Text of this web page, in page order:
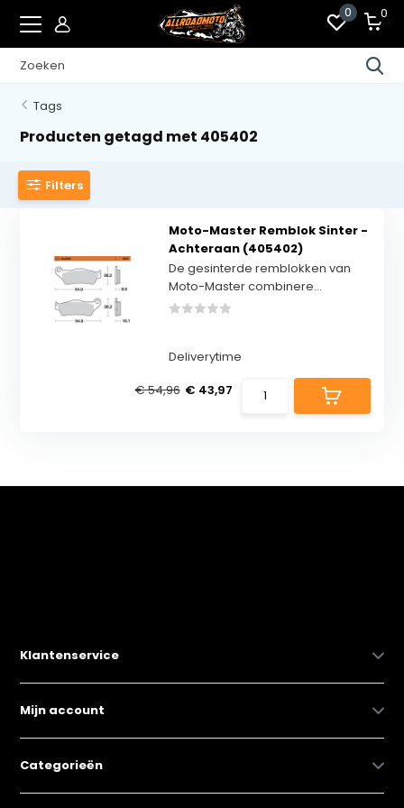
0 0
Tags
Producten getagd met 405402
Filters
Moto-Master Remblok Sinter -
Achteraan (405402)
De gesinterde remblokken van
Moto-Master combinere...
Deliverytime
€ 54,96 € 43,97
Klantenservice
Mijn account
Categorieën